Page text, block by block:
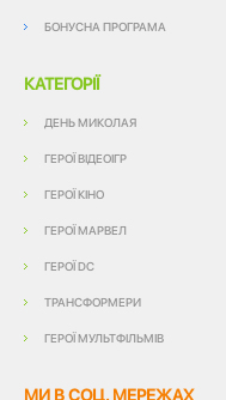
БОНУСНА ПРОГРАМА
КАТЕГОРІЇ
ДЕНЬ МИКОЛАЯ
ГЕРОЇ ВІДЕОІГР
ГЕРОЇ КІНО
ГЕРОЇ МАРВЕЛ
ГЕРОЇ DC
ТРАНСФОРМЕРИ
ГЕРОЇ МУЛЬТФІЛЬМІВ
МИ В СОЦ. МЕРЕЖАХ